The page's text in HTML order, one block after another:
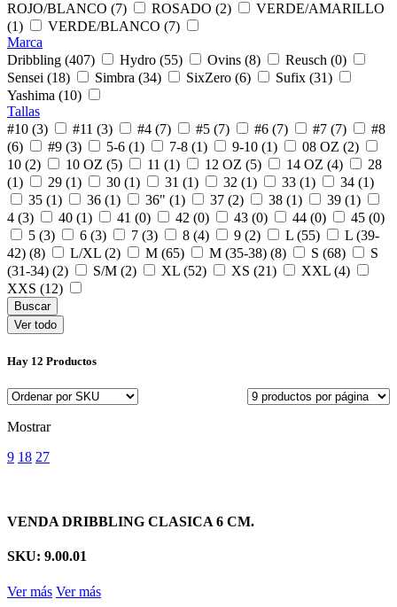
ROJO/BLANCO (7)
ROSADO (2)
VERDE/AMARILLO
(1)
VERDE/BLANCO (7)
Marca
Dribbling (407)
Hydro (55) Ovins (8)
Reusch (0)
Sensei (18)
Simbra (34) SixZero (6)
Sufix (31)
Yashima (10)
Tallas
#10 (3)
#11 (3) #4 (7) #5 (7) #6 (7) #7 (7)
#8
(6)
#9 (3) 5-6 (1) 7-8 (1) 9-10 (1)
08 OZ (2)
10 (2)
10 OZ (5) 11 (1) 12 OZ (5) 14 OZ (4)
28
(1)
29 (1) 30 (1) 31 (1) 32 (1) 33 (1)
34 (1)
35 (1)
36 (1) 36" (1) 37 (2) 38 (1)
39 (1)
4 (3)
40 (1) 41 (0) 42 (0) 43 (0) 44 (0)
45 (0)
5 (3)
6 (3) 7 (3) 8 (4) 9 (2) L (55)
L (39-
42) (8)
L/XL (2) M (65) M (35-38) (8) S (68)
S
(31-34) (2)
S/M (2) XL (52) XS (21)
XXL (4)
XXS (12)
Ver todo
Hay 12 Productos
Mostrar
9 18 27
VENDA DRIBBLING CLASICA 6 CM.
SKU: 9.00.01
Ver más Ver más